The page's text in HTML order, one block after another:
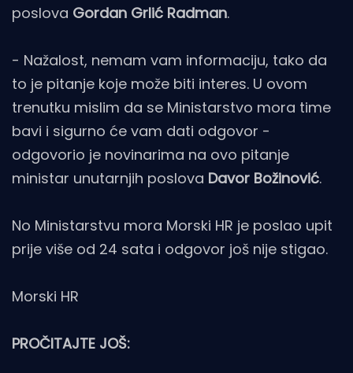
poslova Gordan Grlić Radman.
- Nažalost, nemam vam informaciju, tako da
to je pitanje koje može biti interes. U ovom
trenutku mislim da se Ministarstvo mora time
bavi i sigurno će vam dati odgovor -
odgovorio je novinarima na ovo pitanje
ministar unutarnjih poslova Davor Božinović.
No Ministarstvu mora Morski HR je poslao upit
prije više od 24 sata i odgovor još nije stigao.
Morski HR
PROČITAJTE JOŠ: